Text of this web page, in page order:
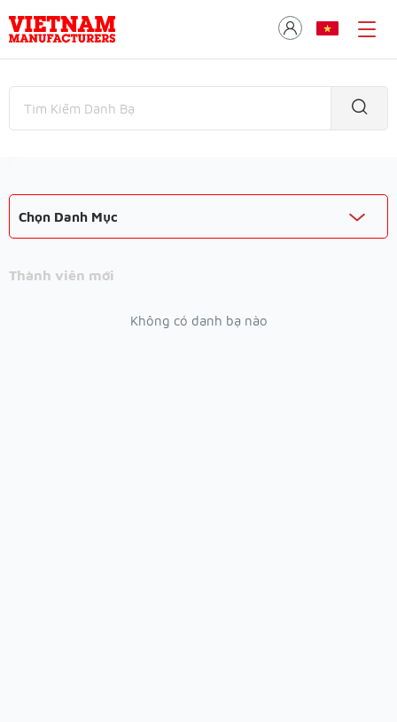
Chọn Danh Mục
Thành viên mới
Không có danh bạ nào